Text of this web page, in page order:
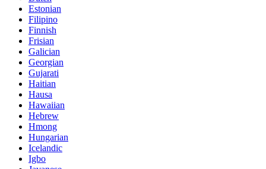
Estonian
Filipino
Finnish
Frisian
Galician
Georgian
Gujarati
Haitian
Hausa
Hawaiian
Hebrew
Hmong
Hungarian
Icelandic
Igbo